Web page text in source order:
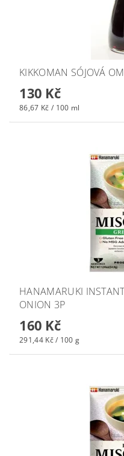
KIKKOMAN SÓJOVÁ
130 Kč
86,67 Kč / 100 ml
HANAMARUKI
ONION 3P
160 Kč
291,44 Kč / 100 g